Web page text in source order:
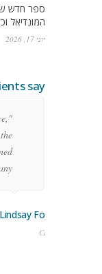
ספר חדש
המונדיאל
יוני 17, 2026
say
"
Lindsay Ford
CEO